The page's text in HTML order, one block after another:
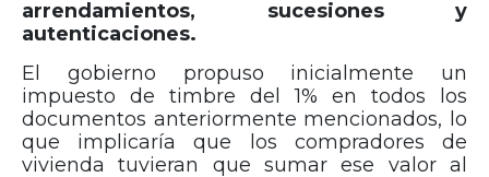
arrendamientos, sucesiones y
autenticaciones.
El gobierno propuso inicialmente un
impuesto de timbre del 1% en todos los
documentos anteriormente mencionados, lo
que implicaría que los compradores de
vivienda tuvieran que sumar ese valor al